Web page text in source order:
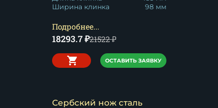
Ширина клинка
98 мм
Подробнее...
18293.7₽21522₽
ОСТАВИТЬ ЗАЯВКУ
Сербский нож сталь